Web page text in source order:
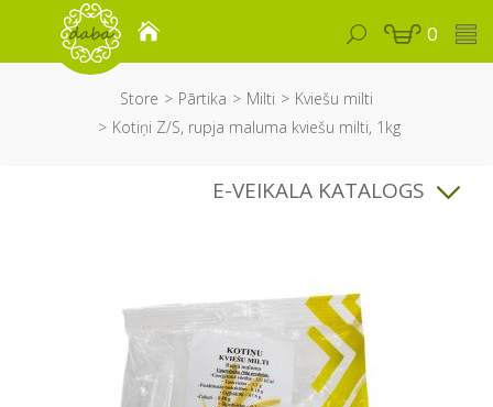
0
Store Pārtika Milti
Kviešu milti
Kotiņi Z/S, rupja maluma kviešu milti, 1kg
E-VEIKALA KATALOGS